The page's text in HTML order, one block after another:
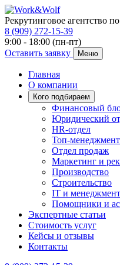
Рекрутинговое агентство
8 (909) 272-15-39
9:00 - 18:00 (пн-пт)
Оставить заявку
Меню
Главная
О компании
Кого подбираем
Финансовый
Юридический
HR-отдел
Топ-менеджмент
Отдел продаж
Маркетинг и
Производство
Строительство
IT и менеджмент
Помощники и
Экспертные статьи
Стоимость услуг
Кейсы и отзывы
Контакты